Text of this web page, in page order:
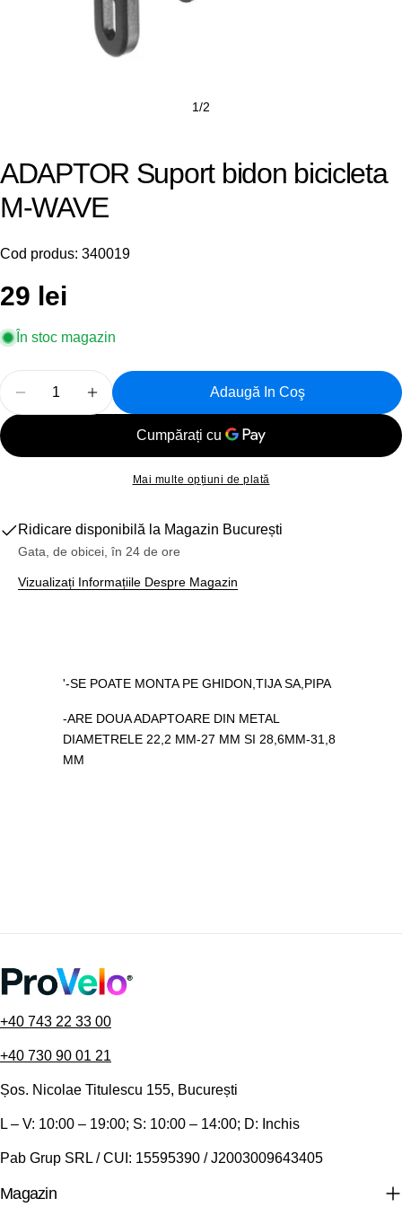
1/2
ADAPTOR Suport bidon bicicleta
M-WAVE
Cod produs: 340019
Preț
obișnuit
29 lei
În stoc magazin
Reduceți Cantitatea Pentru ADAPTOR Suport Bidon
Creșteți Cantitatea Pentru ADAPTOR
Adaugă In Coş
Mai multe opțiuni de plată
Ridicare disponibilă la Magazin București
Gata, de obicei, în 24 de ore
Vizualizați Informațiile Despre Magazin
'-SE POATE MONTA PE GHIDON,TIJA SA,PIPA
-ARE DOUA ADAPTOARE DIN METAL
DIAMETRELE 22,2 MM-27 MM SI 28,6MM-31,8
MM
+40 743 22 33 00
+40 730 90 01 21
Șos. Nicolae Titulescu 155, București
L – V: 10:00 – 19:00; S: 10:00 – 14:00; D: Inchis
Pab Grup SRL / CUI: 15595390 / J2003009643405
Magazin